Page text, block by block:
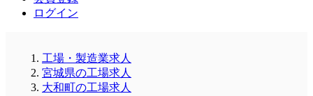
ログイン
工場・製造業求人
宮城県の工場求人
大和町の工場求人